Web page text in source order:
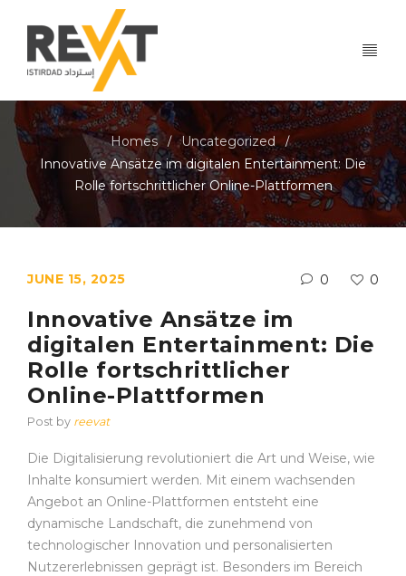
Homes / Uncategorized /
Innovative Ansätze im digitalen Entertainment: Die
Rolle fortschrittlicher Online-Plattformen
JUNE 15, 2025 0 0
Innovative Ansätze im
digitalen Entertainment: Die
Rolle fortschrittlicher
Online-Plattformen
Post by reevat
Die Digitalisierung revolutioniert die Art und Weise, wie
Inhalte konsumiert werden. Mit einem wachsenden
Angebot an Online-Plattformen entsteht eine
dynamische Landschaft, die zunehmend von
technologischer Innovation und personalisierten
Nutzererlebnissen geprägt ist. Besonders im Bereich